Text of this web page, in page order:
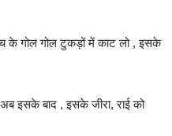
के गोल गोल टुकड़ों में काट लो , इसके
इसके बाद , इसके जीरा, राई को